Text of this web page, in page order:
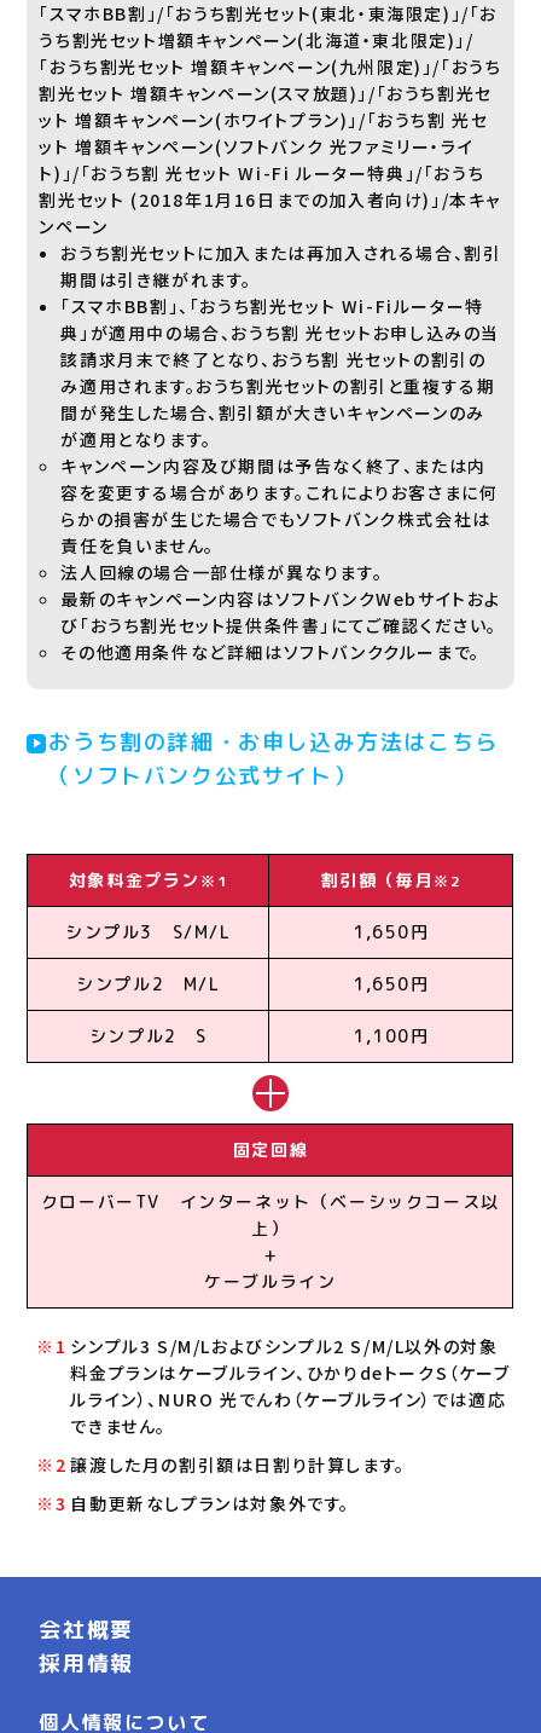
「スマホBB割」/「おうち割光セット(東北・東海限定)」/「お
うち割光セット増額キャンペーン(北海道・東北限定)」/
「おうち割光セット 増額キャンペーン(九州限定)」/「おうち
割光セット 増額キャンペーン(スマ放題)」/「おうち割光セ
ット 増額キャンペーン(ホワイトプラン)」/「おうち割 光セ
ット 増額キャンペーン(ソフトバンク 光ファミリー・ライ
ト)」/「おうち割 光セット Wi-Fi ルーター特典」/「おうち
割光セット (2018年1月16日までの加入者向け)」/本キャ
ンペーン
おうち割光セットに加入または再加入される場合、割引
期間は引き継がれます。
「スマホBB割」、「おうち割光セット Wi-Fiルーター特
典」が適用中の場合、おうち割 光セットお申し込みの当
該請求月末で終了となり、おうち割 光セットの割引の
み適用されます。おうち割光セットの割引と重複する期
間が発生した場合、割引額が大きいキャンペーンのみ
が適用となります。
キャンペーン内容及び期間は予告なく終了、または内
容を変更する場合があります。これによりお客さまに何
らかの損害が生じた場合でもソフトバンク株式会社は
責任を負いません。
法人回線の場合一部仕様が異なります。
最新のキャンペーン内容はソフトバンクWebサイトおよ
び「おうち割光セット提供条件書」にてご確認ください。
その他適用条件など詳細はソフトバンククルーまで。
おうち割の詳細・お申し込み方法はこちら
（ソフトバンク公式サイト）
対象料金プラン ※1 割引額（毎月 ※2
シンプル3 S/M/L 1,650円
シンプル2 M/L 1,650円
シンプル2 S 1,100円
固定回線
クローバーTV インターネット（ベーシックコース以
上）
+
ケーブルライン
シンプル3 S/M/Lおよびシンプル2 S/M/L以外の対象
料金プランはケーブルライン、ひかりdeトークS（ケーブ
ルライン）、NURO 光でんわ（ケーブルライン）では適応
できません。
譲渡した月の割引額は日割り計算します。
自動更新なしプランは対象外です。
会社概要
採用情報
個人情報について